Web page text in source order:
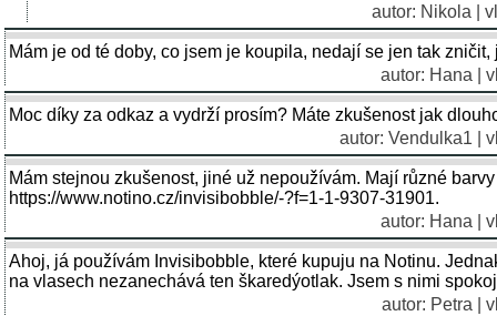
autor: Nikola |
Mám je od té doby, co jsem je koupila, nedají se jen tak zničit,
autor: Hana |
Moc díky za odkaz a vydrží prosím? Máte zkušenost jak
autor: Vendulka1 |
Mám stejnou zkušenost, jiné už nepoužívám. Mají různé
https://www.notino.cz/invisibobble/-?f=1-1-9307-31901.
autor: Hana |
Ahoj, já používám Invisibobble, které kupuju na Notinu.
na vlasech nezanechává ten škaredýotlak. Jsem s nimi
autor: Petra |